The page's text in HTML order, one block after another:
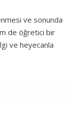
ve sonunda
de öğretici bir
ve heyecanla